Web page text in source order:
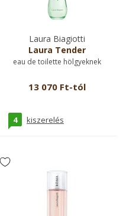
Laura Biagiotti
Laura Tender
eau de toilette hölgyeknek
13 070 Ft-tól
4 kiszerelés